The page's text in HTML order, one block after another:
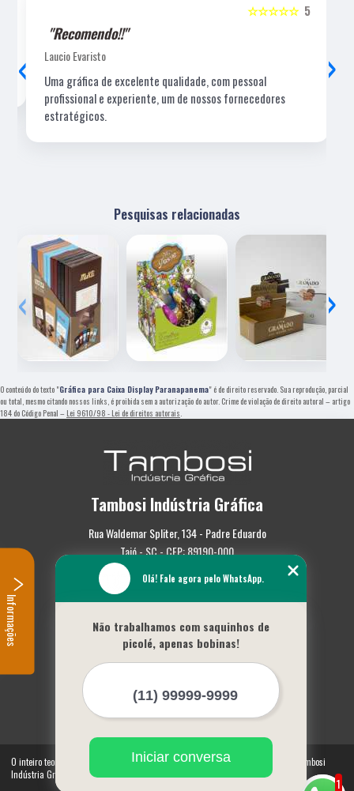
5
☆☆☆☆☆
"Recomendo!!"
Laucio Evaristo
Uma gráfica de excelente qualidade, com pessoal
profissional e experiente, um de nossos fornecedores
estratégicos.
‹ ›
Pesquisas relacionadas
‹ ›
O conteúdo do texto "Gráfica para Caixa Display Paranapanema" é de direito reservado. Sua reprodução, parcial
ou total, mesmo citando nossos links, é proibida sem a autorização do autor. Crime de violação de direito autoral – artigo
184 do Código Penal – Lei 9610/98 - Lei de direitos autorais
Tambosi Indústria Gráfica
Rua Waldemar Spliter, 134 - Padre Eduardo
Taió - SC - CEP: 89190-000
(47) 3562-0587
Empresa
Missão
Serviços
Mapa do site
Mais Serviços
O inteiro teor deste site está sujeito à proteção de direitos autorais. Copyright© Tambosi
Indústria Gráfica (Lei 9610 de 19/02/1998)
1
Olá! Fale agora pelo WhatsApp.
Não trabalhamos com saquinhos de
picolé, apenas bobinas!
Iniciar conversa
Informações